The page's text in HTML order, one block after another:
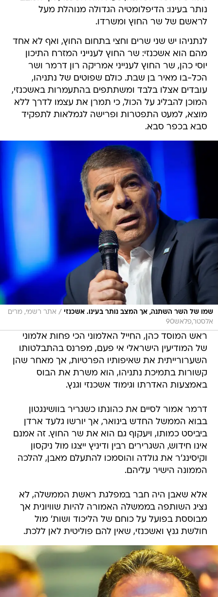
נותר בעינו: הדיפלומטיה הגדולה מנוהלת מעל
לראשם של שר החוץ ומשרדו.
לנתניהו יש שני שרים וחצי בתחום החוץ, ואף לא אחד
מהם הוא אשכנזי: שר החוץ לענייני המזרח התיכון
יוסי כהן, שר החוץ לענייני אמריקה רון דרמר ושר
הכל-בו מאיר בן שבת. כולם שפוטים של נתניהו,
עובדים אצלו בלבד ומשתתפים בהתעמרות באשכנזי,
המוכן להבליג על הכול, כי תמרן את עצמו לדרך ללא
מוצא, למעט התפטרות ופרישה לגמלאות לתפקיד
סבא בכפר סבא.
שמו של השר השתנה, אך המצב נותר בעינו. אשכנזי / אתר רשמי, מרים
אלסטר,פלאש90
ראש המוסד כהן, החייל האלמוני הכי פחות אלמוני
של המודיעין הישראלי אי פעם, מפרנס בהתבלטותו
השערורייתית את שאיפותיו הפרטיות, אך מאחר שהן
קשורות בתמיכת נתניהו, הוא משרת את הבוס
באמצעות האדרתו וגימוד אשכנזי וגנץ.
דרמר אמור לסיים את כהונתו כשגריר בוושינגטון
בבוא הממשל החדש בינואר, אך יורשו גלעד ארדן
ביביסט כמותו, ויעקוף גם הוא את שר החוץ. זה אמנם
אינו חידוש, השגרירים רבין ודיניץ ייצגו מול ניקסון
וקיסינג'ר את גולדה והוסמכו להתעלם מאבן, להלכה
הממונה הישיר עליהם.
אלא שאבן היה חבר במפלגת ראשת הממשלה, לא
נציג השותפה בממשלה האמורה להיות שוויונית אך
מבוססת בפועל על כוחם של הליכוד ושות' מול
חולשת גנץ ואשכנזי, שאין להם פוליטית לאן ללכת.